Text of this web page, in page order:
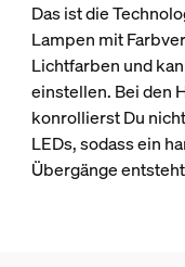
Das ist die
Lampen mit
Lichtfarben und
einstellen. Bei den
konrollierst Du
LEDs, sodass ein
Übergänge